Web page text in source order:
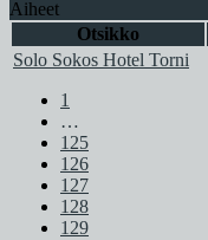
Aiheet
Otsikko
Solo Sokos Hotel Torni
1
…
125
126
127
128
129